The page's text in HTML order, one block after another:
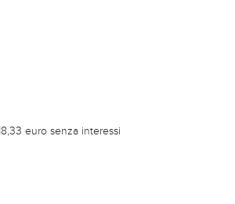
euro senza interessi